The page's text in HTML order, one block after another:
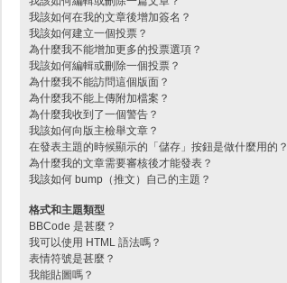
我該如何在我的文章後增加簽名？
我該如何建立一個投票？
為什麼我不能增加更多的投票選項？
我該如何編輯或刪除一個投票？
為什麼我不能訪問這個版面？
為什麼我不能上傳附加檔案？
為什麼我收到了一個警告？
我該如何向版主檢舉文章？
在發表主題的時候顯示的「儲存」按鈕是做什麼用的？
為什麼我的文章需要審核後才能發表？
我該如何 bump（推文）自己的主題？
格式和主題類型
BBCode 是甚麼？
我可以使用 HTML 語法嗎？
表情符號是甚麼？
我能貼圖嗎？